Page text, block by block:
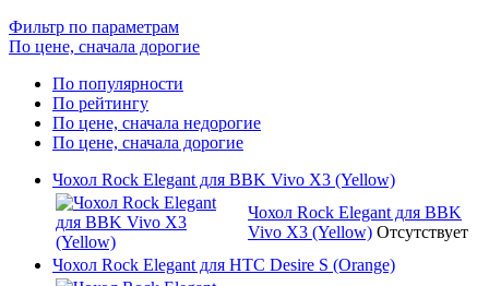
Фильтр по параметрам
По цене, сначала дорогие
По популярности
По рейтингу
По цене, сначала недорогие
По цене, сначала дорогие
Чохол Rock Elegant для BBK Vivo X3 (Yellow)
Чохол Rock Elegant для BBK
Vivo X3 (Yellow) Отсутствует
Чохол Rock Elegant для HTC Desire S (Orange)